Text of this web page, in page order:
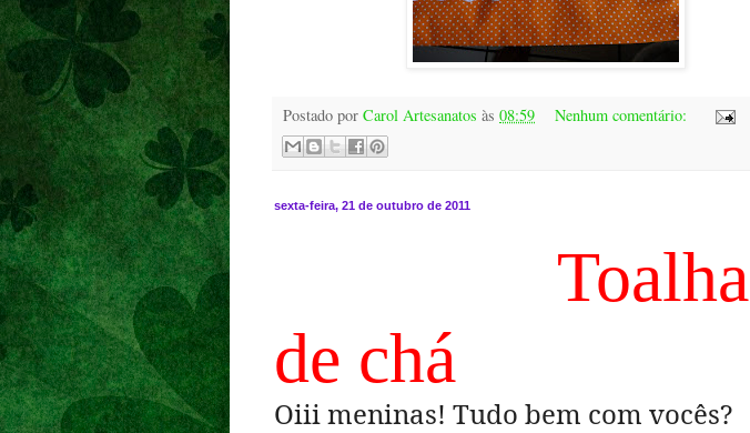
Postado por Carol Artesanatos às 08:59 Nenhum comentário:
sexta-feira, 21 de outubro de 2011
Toalha
de chá
Oiii meninas! Tudo bem com vocês?